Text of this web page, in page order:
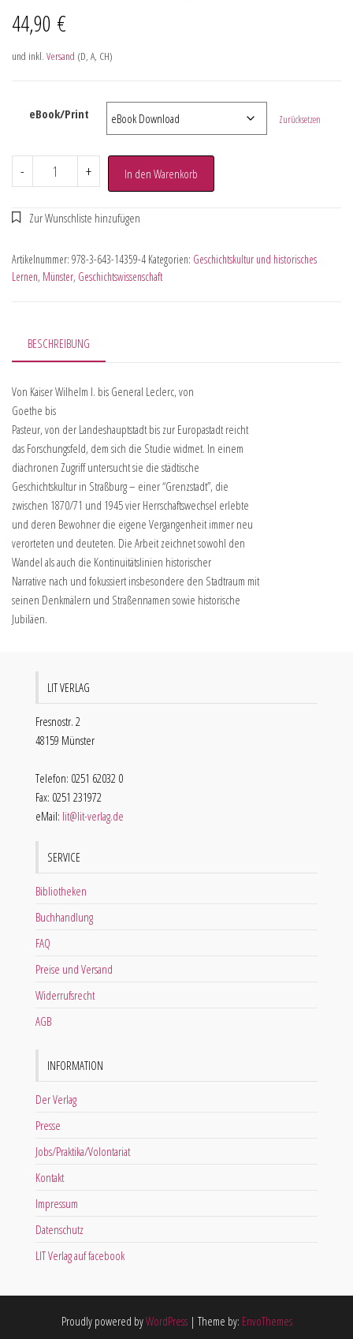
44,90 €
und inkl. Versand (D, A, CH)
eBook/Print Zurücksetzen
- + In den Warenkorb
Artikelnummer: 978-3-643-14359-4 Kategorien: Geschichtskultur und historisches
Lernen, Münster, Geschichtswissenschaft
BESCHREIBUNG
Von Kaiser Wilhelm I. bis General Leclerc, von
Goethe bis
Pasteur, von der Landeshauptstadt bis zur Europastadt reicht
das Forschungsfeld, dem sich die Studie widmet. In einem
diachronen Zugriff untersucht sie die städtische
Geschichtskultur in Straßburg – einer “Grenzstadt”, die
zwischen 1870/71 und 1945 vier Herrschaftswechsel erlebte
und deren Bewohner die eigene Vergangenheit immer neu
verorteten und deuteten. Die Arbeit zeichnet sowohl den
Wandel als auch die Kontinuitätslinien historischer
Narrative nach und fokussiert insbesondere den Stadtraum mit
seinen Denkmälern und Straßennamen sowie historische
Jubiläen.
LIT VERLAG
Fresnostr. 2
48159 Münster
Telefon: 0251 62032 0
Fax: 0251 231972
eMail: lit@lit-verlag.de
SERVICE
Bibliotheken
Buchhandlung
FAQ
Preise und Versand
Widerrufsrecht
AGB
INFORMATION
Der Verlag
Presse
Jobs/Praktika/Volontariat
Kontakt
Impressum
Datenschutz
LIT Verlag auf facebook
Proudly powered byWordPress | Theme by: EnvoThemes